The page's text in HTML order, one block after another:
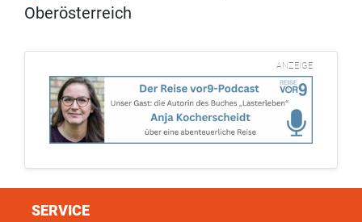
Oberösterreich
ANZEIGE
SERVICE